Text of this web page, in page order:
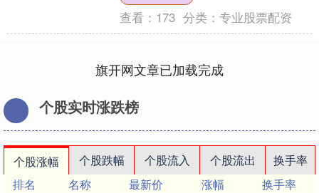
查看： 173 分类：专业股票配资
旗开网文章已加载完成
个股实时涨跌榜
个股涨幅 个股跌幅 个股流入 个股流出
换手率
排名
名称 最新价 涨幅
换手率